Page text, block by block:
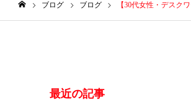
ブログ ブログ 【30代女性・デスク
最近の記事